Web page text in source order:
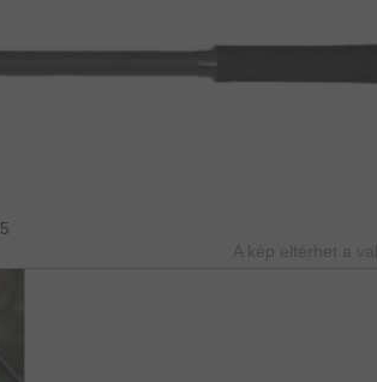
A kép eltérhet a